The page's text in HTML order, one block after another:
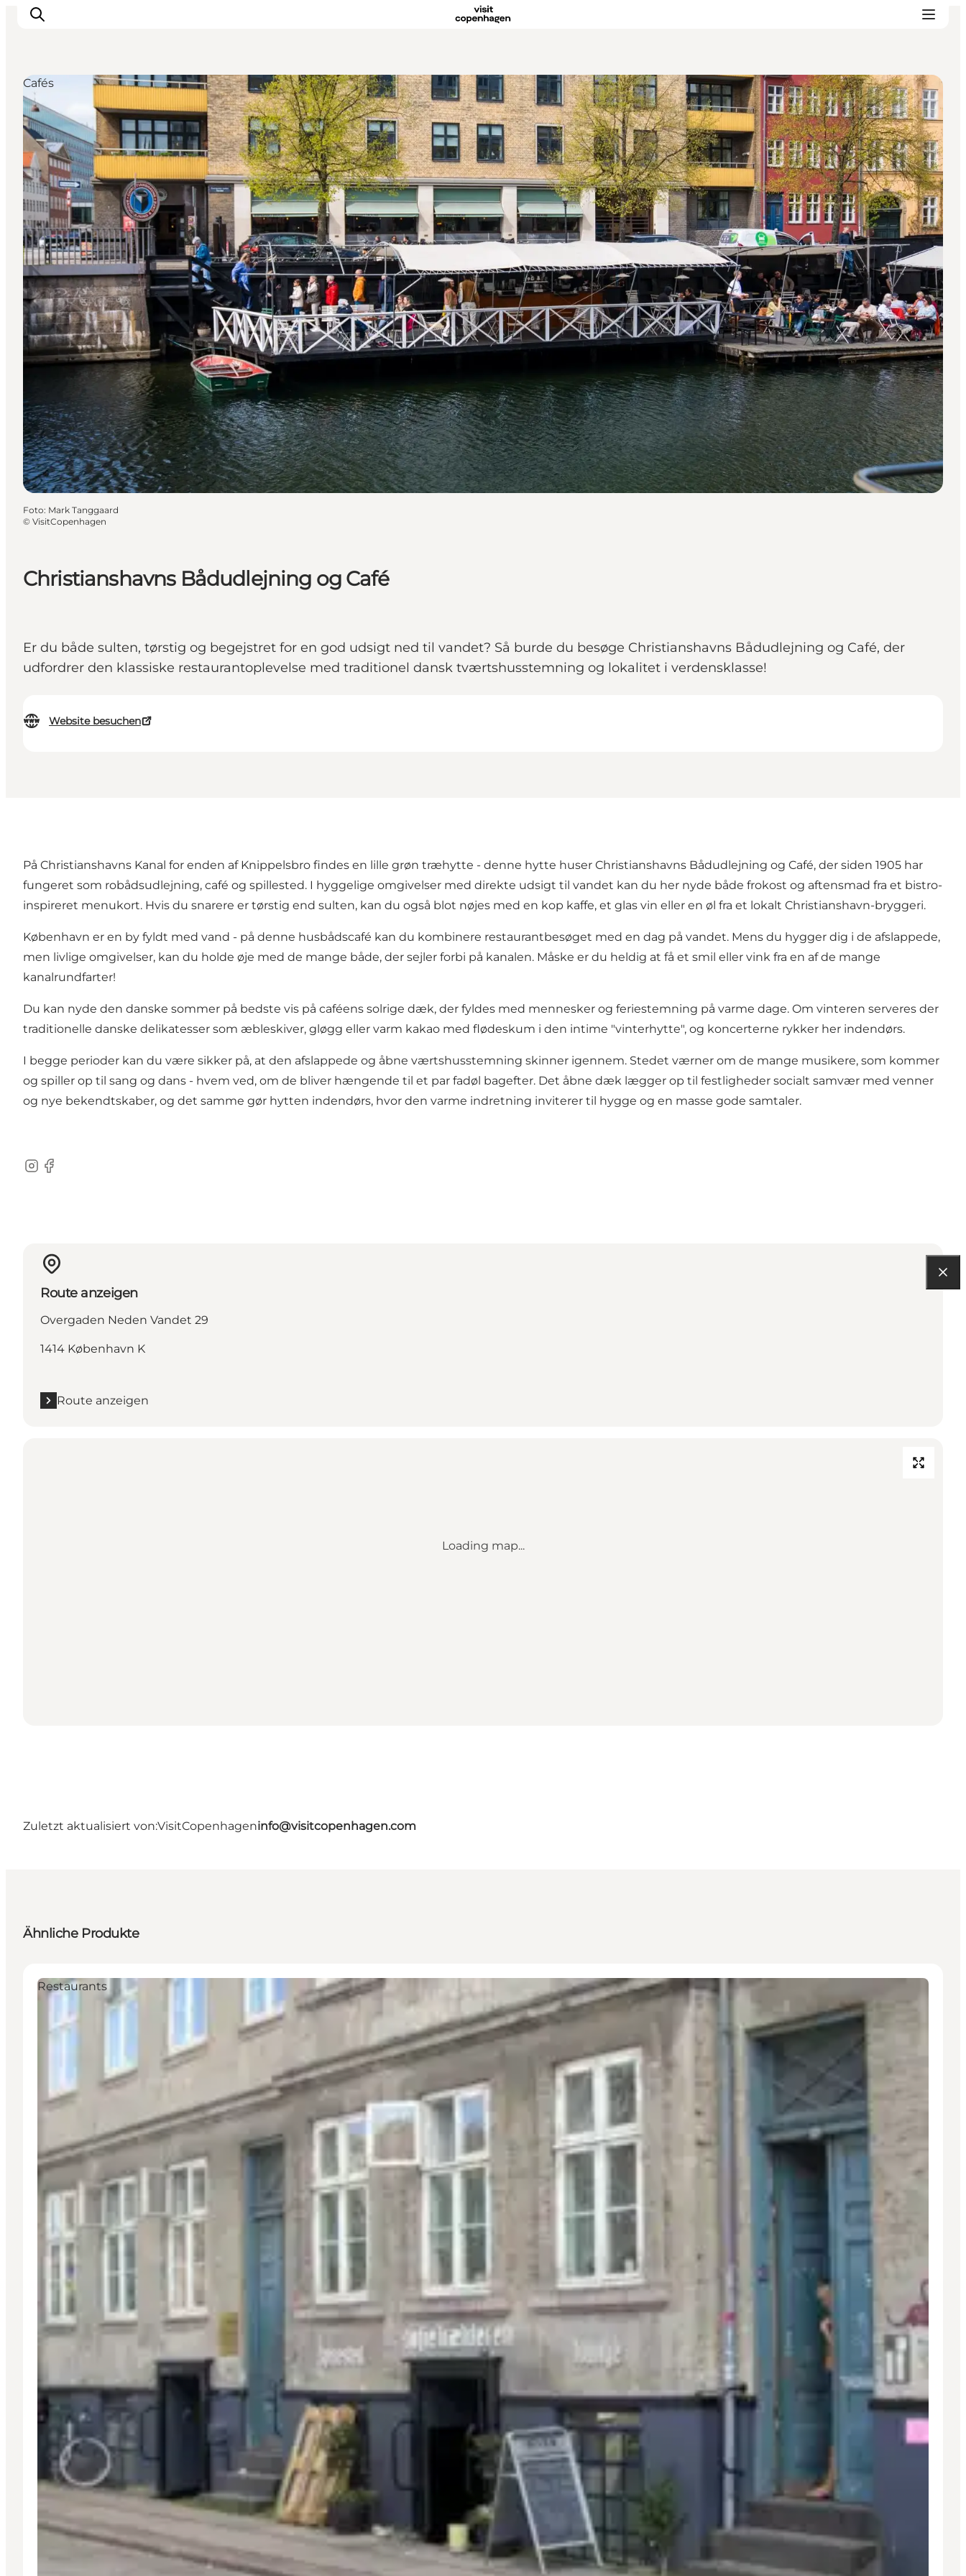
Aktivitäten
Essen und Trinken
Planen
Christianshavns Bådudlejning og Café
Er du både sulten, tørstig og begejstret for en god udsigt ned til vandet? Så burde du besøge Christianshavns Bådudlejning og Café, der
udfordrer den klassiske restaurantoplevelse med traditionel dansk tværtshusstemning og lokalitet i verdensklasse!
Website besuchen
Cafés
Foto: Mark Tanggaard
© VisitCopenhagen
På Christianshavns Kanal for enden af Knippelsbro findes en lille grøn træhytte - denne hytte huser Christianshavns Bådudlejning og Café, der siden 1905 har
fungeret som robådsudlejning, café og spillested. I hyggelige omgivelser med direkte udsigt til vandet kan du her nyde både frokost og aftensmad fra et bistro-
inspireret menukort. Hvis du snarere er tørstig end sulten, kan du også blot nøjes med en kop kaffe, et glas vin eller en øl fra et lokalt Christianshavn-bryggeri.
København er en by fyldt med vand - på denne husbådscafé kan du kombinere restaurantbesøget med en dag på vandet. Mens du hygger dig i de afslappede,
men livlige omgivelser, kan du holde øje med de mange både, der sejler forbi på kanalen. Måske er du heldig at få et smil eller vink fra en af de mange
kanalrundfarter!
Du kan nyde den danske sommer på bedste vis på caféens solrige dæk, der fyldes med mennesker og feriestemning på varme dage. Om vinteren serveres der
traditionelle danske delikatesser som æbleskiver, gløgg eller varm kakao med flødeskum i den intime "vinterhytte", og koncerterne rykker her indendørs.
I begge perioder kan du være sikker på, at den afslappede og åbne værtshusstemning skinner igennem. Stedet værner om de mange musikere, som kommer
og spiller op til sang og dans - hvem ved, om de bliver hængende til et par fadøl bagefter. Det åbne dæk lægger op til festligheder socialt samvær med venner
og nye bekendtskaber, og det samme gør hytten indendørs, hvor den varme indretning inviterer til hygge og en masse gode samtaler.
Instagram
Facebook
Route anzeigen
Overgaden Neden Vandet 29
1414 København K
Route anzeigen
Loading map...
Zuletzt aktualisiert von:VisitCopenhageninfo@visitcopenhagen.com
Ähnliche Produkte
Restaurants